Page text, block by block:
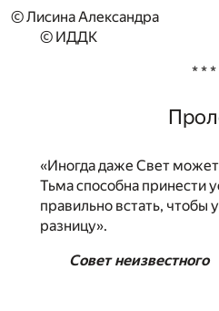
© Лисина Александра
© ИДДК
* * *
«Иногда даже Свет
Тьма способна принести
правильно встать,
разницу».
Совет неизвестного